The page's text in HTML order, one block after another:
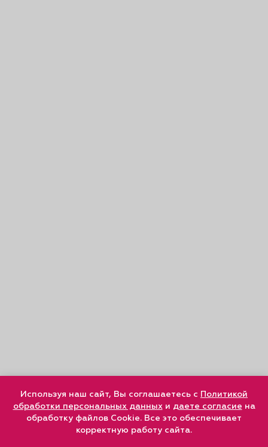
Используя наш сайт, Вы соглашаетесь с Политикой
обработки персональных данныхи даете согласие на
обработку файлов Cookie. Все это обеспечивает
корректную работу сайта.